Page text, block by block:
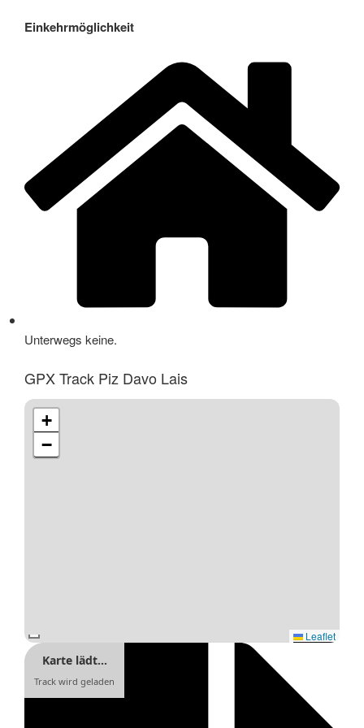
Einkehrmöglichkeit
Unterwegs keine.
GPX Track Piz Davo Lais
+
−
Leaflet
Karte lädt…
Track wird geladen